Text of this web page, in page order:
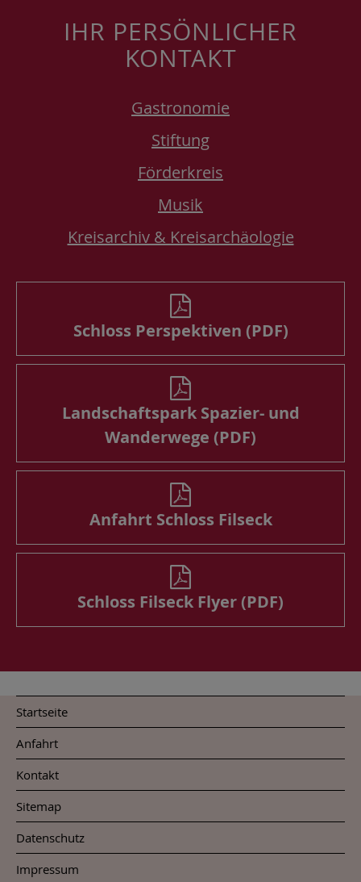
IHR PERSÖNLICHER
KONTAKT
Gastronomie
Stiftung
Förderkreis
Musik
Kreisarchiv & Kreisarchäologie
Schloss Perspektiven (PDF)
Landschaftspark Spazier- und
Wanderwege (PDF)
Anfahrt Schloss Filseck
Schloss Filseck Flyer (PDF)
Startseite
Anfahrt
Kontakt
Sitemap
Datenschutz
Impressum